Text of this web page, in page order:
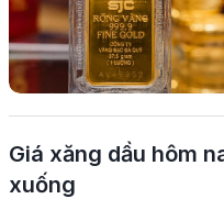
Giá xăng dầu hôm
xuống